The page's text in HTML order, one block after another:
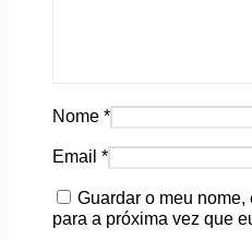
Nome *
Email *
Guardar o meu
para a próxima vez que